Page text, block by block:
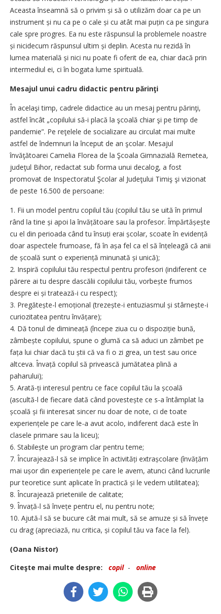
Aceasta înseamnă să o privim și să o utilizăm doar ca pe un
instrument și nu ca pe o cale și cu atât mai puțin ca pe singura
cale spre progres. Ea nu este răspunsul la problemele noastre
și nicidecum răspunsul ultim și deplin. Acesta nu rezidă în
lumea materială și nici nu poate fi oferit de ea, chiar dacă prin
intermediul ei, ci în bogata lume spirituală.
Mesajul unui cadru didactic pentru părinţi
În acelaşi timp, cadrele didactice au un mesaj pentru părinţi,
astfel încât „copilului să-i placă la şcoală chiar şi pe timp de
pandemie”. Pe reţelele de socializare au circulat mai multe
astfel de îndemnuri la început de an şcolar. Mesajul
învăţătoarei Camelia Florea de la Şcoala Gimnazială Remetea,
judeţul Bihor, redactat sub forma unui decalog, a fost
promovat de Inspectoratul Şcolar al Judeţului Timiş şi vizionat
de peste 16.500 de persoane:
1. Fii un model pentru copilul tău (copilul tău se uită în primul
rând la tine și apoi la învățătoare sau la profesor. Împărtășește
cu el din perioada când tu însuți erai școlar, scoate în evidență
doar aspectele frumoase, fă în așa fel ca el să înțeleagă că anii
de școală sunt o experiență minunată și unică);
2. Inspiră copilului tău respectul pentru profesori (indiferent ce
părere ai tu despre dascălii copilului tău, vorbește frumos
despre ei și tratează-i cu respect);
3. Pregătește-l emoțional (trezește-i entuziasmul și stârnește-i
curiozitatea pentru învățare);
4. Dă tonul de dimineață (începe ziua cu o dispoziție bună,
zâmbește copilului, spune o glumă ca să aduci un zâmbet pe
fața lui chiar dacă tu știi că va fi o zi grea, un test sau orice
altceva. Învață copilul să privească jumătatea plină a
paharului);
5. Arată-ți interesul pentru ce face copilul tău la școală
(ascultă-l de fiecare dată când povestește ce s-a întâmplat la
școală și fii interesat sincer nu doar de note, ci de toate
experiențele pe care le-a avut acolo, indiferent dacă este în
clasele primare sau la liceu);
6. Stabilește un program clar pentru teme;
7. Încurajează-l să se implice în activități extrașcolare (învățăm
mai ușor din experiențele pe care le avem, atunci când lucrurile
pur teoretice sunt aplicate în practică și le vedem utilitatea);
8. Încurajează prieteniile de calitate;
9. Învață-l să învețe pentru el, nu pentru note;
10. Ajută-l să se bucure cât mai mult, să se amuze și să învețe
cu drag (apreciază, nu critica, și copilul tău va face la fel).
(Oana Nistor)
Citeşte mai multe despre:
copil- online